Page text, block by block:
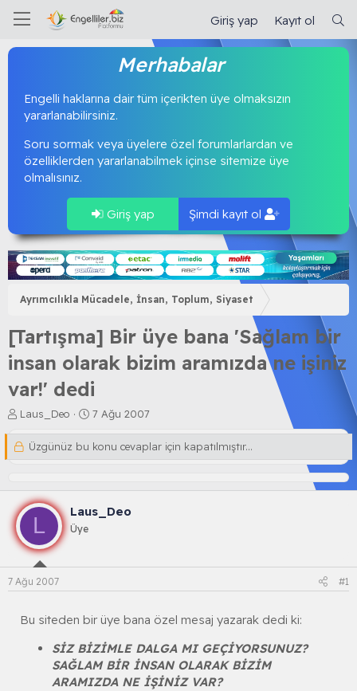
Giriş yap Kayıt ol
Merhabalar
Engelli haklarına dair tüm içerikten üye olmaksızın
yararlanabilirsiniz.
Soru sormak veya üyelere özel forumlarlardan ve
özelliklerden yararlanabilmek içinse sitemize üye
olmalısınız.
Giriş yap Şimdi kayıt ol
Ayrımcılıkla Mücadele, İnsan, Toplum, Siyaset
[Tartışma] Bir üye bana 'Sağlam bir
insan olarak bizim aramızda ne işiniz
var!' dedi
K
n
b
u
b
a
ş
a
t
n
Laus_Deo
B
ş
ı
r
i
7 Ağu 2007
Üzgünüz bu konu cevaplar için kapatılmıştır...
L
Laus_Deo
Üye
7 Ağu 2007 #1
Bu siteden bir üye bana özel mesaj yazarak dedi ki:
SİZ BİZİMLE DALGA MI GEÇİYORSUNUZ?
SAĞLAM BİR İNSAN OLARAK BİZİM
ARAMIZDA NE İŞİNİZ VAR?